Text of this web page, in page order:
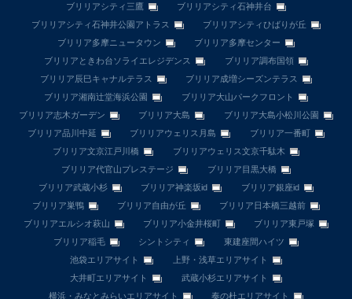
ブリリアシティ三鷹
ブリリアシティ石神井台
ブリリアシティ石神井公園アトラス
ブリリアシティひばりが丘
ブリリア多摩ニュータウン
ブリリア多摩センター
ブリリアときわ台ソライエレジデンス
ブリリア調布国領
ブリリア辰巳キャナルテラス
ブリリア成増シーズンテラス
ブリリア湘南辻堂海浜公園
ブリリア大山パークフロント
ブリリア志木ガーデン
ブリリア大島
ブリリア大島小松川公園
ブリリア品川中延
ブリリアウェリス月島
ブリリア一番町
ブリリア文京江戸川橋
ブリリアウェリス文京千駄木
ブリリア代官山プレステージ
ブリリア目黒大橋
ブリリア武蔵小杉
ブリリア神楽坂id
ブリリア銀座id
ブリリア巣鴨
ブリリア自由が丘
ブリリア日本橋三越前
ブリリアエルシオ萩山
ブリリア小金井桜町
ブリリア東戸塚
ブリリア稲毛
シントシティ
東建座間ハイツ
池袋エリアサイト
上野・浅草エリアサイト
大井町エリアサイト
武蔵小杉エリアサイト
横浜・みなとみらいエリアサイト
奏の杜エリアサイト